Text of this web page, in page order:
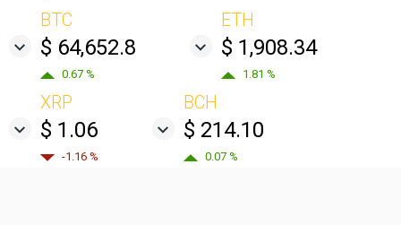
BTC
$ 64,652.8
0.67 %
ETH
$ 1,908.34
1.81 %
XRP
$ 1.06
-1.16 %
BCH
$ 214.10
0.07 %